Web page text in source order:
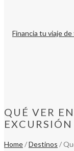
QUÉ VER
Home/Destinos /